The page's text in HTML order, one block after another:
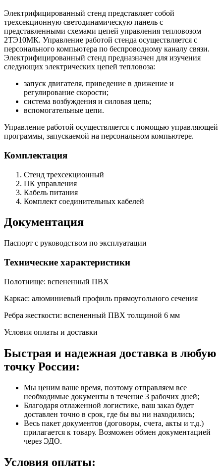
Электрифицированный стенд представляет собой
трехсекционную светодинамическую панель с
представленными схемами цепей управления тепловозом
2ТЭ10МК. Управление работой стенда осуществляется с
персонального компьютера по беспроводному каналу связи.
Электрифицированный стенд предназначен для изучения
следующих электрических цепей тепловоза:
запуск двигателя, приведение в движение и
регулирование скорости;
система возбуждения и силовая цепь;
вспомогательные цепи.
Управление работой осуществляется с помощью управляющей
программы, запускаемой на персональном компьютере.
Комплектация
Стенд трехсекционный
ПК управления
Кабель питания
Комплект соединительных кабелей
Документация
Паспорт с руководством по эксплуатации
Технические характеристики
Полотнище: вспененный ПВХ
Каркас: алюминиевый профиль прямоугольного сечения
Ребра жесткости: вспененный ПВХ толщиной 6 мм
Условия оплаты и доставки
Быстрая и надежная доставка в любую
точку России:
Мы ценим ваше время, поэтому отправляем все
необходимые документы в течение 3 рабочих дней;
Благодаря отлаженной логистике, ваш заказ будет
доставлен точно в срок, где бы вы ни находились;
Весь пакет документов (договоры, счета, акты и т.д.)
прилагается к товару. Возможен обмен документацией
через ЭДО.
Условия оплаты: